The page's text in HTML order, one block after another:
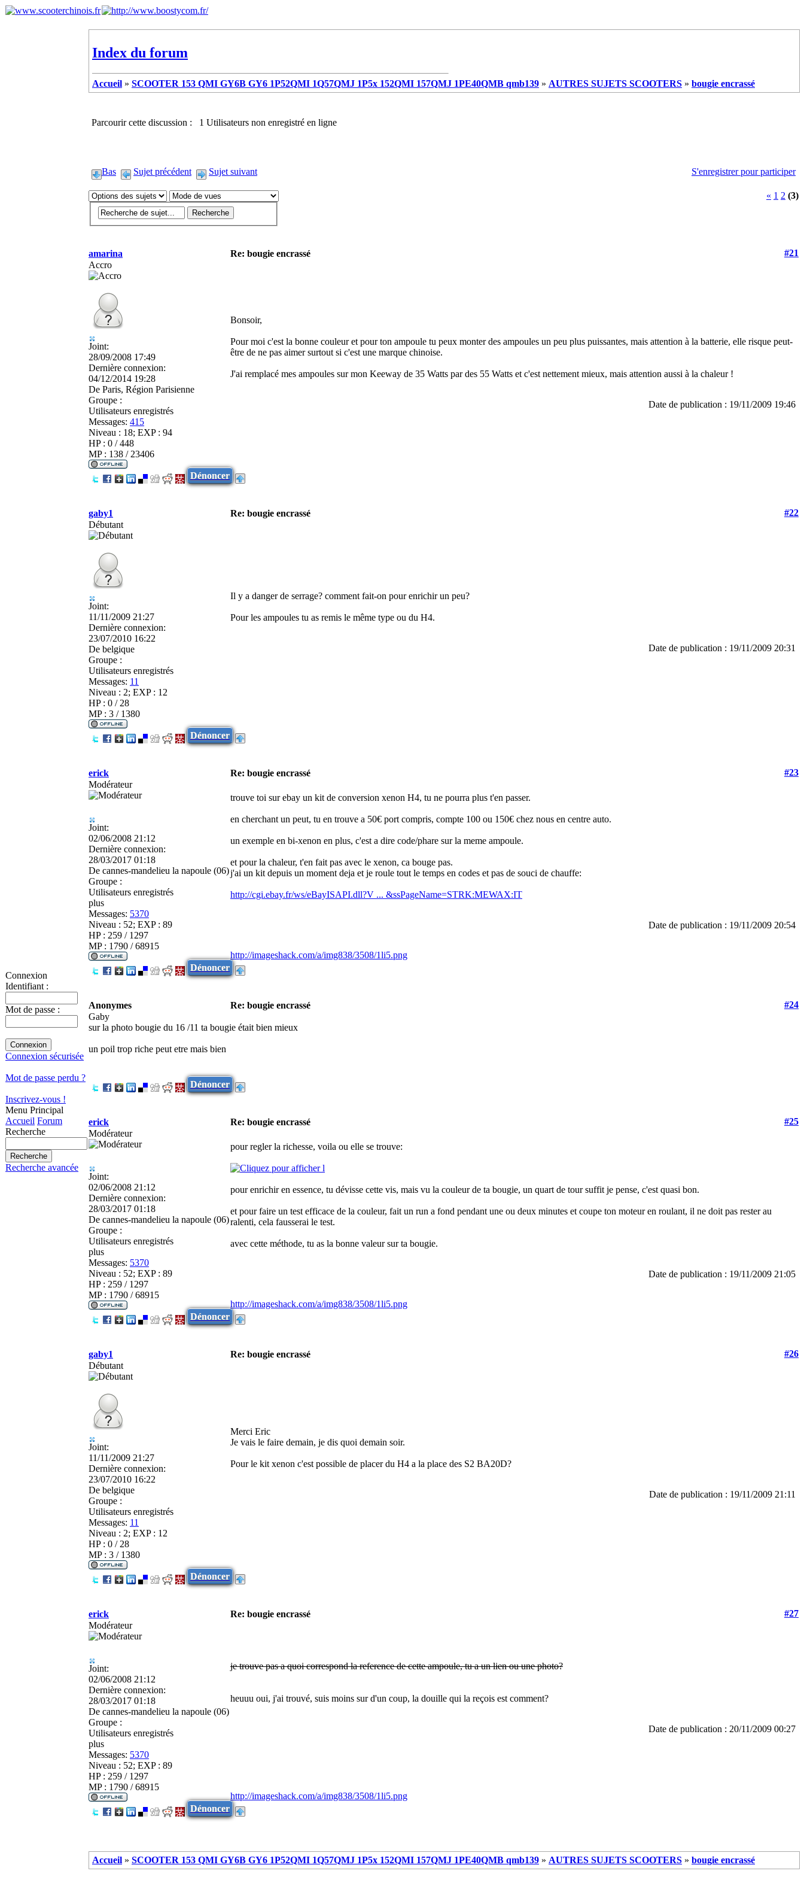
Connexion
Identifiant :
Mot de passe :
Connexion sécurisée
Mot de passe perdu ?
Inscrivez-vous !
Menu Principal
Accueil Forum
Recherche
Recherche avancée
Index du forum
Accueil » SCOOTER 153 QMI GY6B GY6 1P52QMI 1Q57QMJ 1P5x 152QMI 157QMJ 1PE40QMB qmb139 » AUTRES SUJETS SCOOTERS » bougie encrassé
Parcourir cette discussion : 1 Utilisateurs non enregistré en ligne
Bas Sujet précédent Sujet suivant S'enregistrer pour participer
« 1 2 (3)
amarina Re: bougie encrassé
#21
Accro
Joint:
28/09/2008 17:49
Dernière connexion:
04/12/2014 19:28
De Paris, Région Parisienne
Groupe :
Utilisateurs enregistrés
Messages: 415
Niveau : 18; EXP : 94
HP : 0 / 448
MP : 138 / 23406
Bonsoir,
Pour moi c'est la bonne couleur et pour ton ampoule tu peux monter des ampoules un peu plus puissantes, mais attention à la batterie, elle risque peut-
être de ne pas aimer surtout si c'est une marque chinoise.
J'ai remplacé mes ampoules sur mon Keeway de 35 Watts par des 55 Watts et c'est nettement mieux, mais attention aussi à la chaleur !
Date de publication : 19/11/2009 19:46
Dénoncer
gaby1 Re: bougie encrassé
#22
Débutant
Joint:
11/11/2009 21:27
Dernière connexion:
23/07/2010 16:22
De belgique
Groupe :
Utilisateurs enregistrés
Messages: 11
Niveau : 2; EXP : 12
HP : 0 / 28
MP : 3 / 1380
Il y a danger de serrage? comment fait-on pour enrichir un peu?
Pour les ampoules tu as remis le même type ou du H4.
Date de publication : 19/11/2009 20:31
Dénoncer
erick Re: bougie encrassé
#23
Modérateur
Joint:
02/06/2008 21:12
Dernière connexion:
28/03/2017 01:18
De cannes-mandelieu la napoule (06)
Groupe :
Utilisateurs enregistrés
plus
Messages: 5370
Niveau : 52; EXP : 89
HP : 259 / 1297
MP : 1790 / 68915
trouve toi sur ebay un kit de conversion xenon H4, tu ne pourra plus t'en passer.
en cherchant un peut, tu en trouve a 50€ port compris, compte 100 ou 150€ chez nous en centre auto.
un exemple en bi-xenon en plus, c'est a dire code/phare sur la meme ampoule.
et pour la chaleur, t'en fait pas avec le xenon, ca bouge pas.
j'ai un kit depuis un moment deja et je roule tout le temps en codes et pas de souci de chauffe:
http://cgi.ebay.fr/ws/eBayISAPI.dll?V ... &ssPageName=STRK:MEWAX:IT
Date de publication : 19/11/2009 20:54
http://imageshack.com/a/img838/3508/1li5.png
Dénoncer
Anonymes Re: bougie encrassé
#24
Gaby
sur la photo bougie du 16 /11 ta bougie était bien mieux
un poil trop riche peut etre mais bien
Dénoncer
erick Re: bougie encrassé
#25
Modérateur
Joint:
02/06/2008 21:12
Dernière connexion:
28/03/2017 01:18
De cannes-mandelieu la napoule (06)
Groupe :
Utilisateurs enregistrés
plus
Messages: 5370
Niveau : 52; EXP : 89
HP : 259 / 1297
MP : 1790 / 68915
pour regler la richesse, voila ou elle se trouve:
pour enrichir en essence, tu dévisse cette vis, mais vu la couleur de ta bougie, un quart de tour suffit je pense, c'est quasi bon.
et pour faire un test efficace de la couleur, fait un run a fond pendant une ou deux minutes et coupe ton moteur en roulant, il ne doit pas rester au
ralenti, cela fausserai le test.
avec cette méthode, tu as la bonne valeur sur ta bougie.
Date de publication : 19/11/2009 21:05
http://imageshack.com/a/img838/3508/1li5.png
Dénoncer
gaby1 Re: bougie encrassé
#26
Débutant
Joint:
11/11/2009 21:27
Dernière connexion:
23/07/2010 16:22
De belgique
Groupe :
Utilisateurs enregistrés
Messages: 11
Niveau : 2; EXP : 12
HP : 0 / 28
MP : 3 / 1380
Merci Eric
Je vais le faire demain, je dis quoi demain soir.
Pour le kit xenon c'est possible de placer du H4 a la place des S2 BA20D?
Date de publication : 19/11/2009 21:11
Dénoncer
erick Re: bougie encrassé
#27
Modérateur
Joint:
02/06/2008 21:12
Dernière connexion:
28/03/2017 01:18
De cannes-mandelieu la napoule (06)
Groupe :
Utilisateurs enregistrés
plus
Messages: 5370
Niveau : 52; EXP : 89
HP : 259 / 1297
MP : 1790 / 68915
je trouve pas a quoi correspond la reference de cette ampoule, tu a un lien ou une photo?
heuuu oui, j'ai trouvé, suis moins sur d'un coup, la douille qui la reçois est comment?
Date de publication : 20/11/2009 00:27
http://imageshack.com/a/img838/3508/1li5.png
Dénoncer
Accueil » SCOOTER 153 QMI GY6B GY6 1P52QMI 1Q57QMJ 1P5x 152QMI 157QMJ 1PE40QMB qmb139 » AUTRES SUJETS SCOOTERS » bougie encrassé